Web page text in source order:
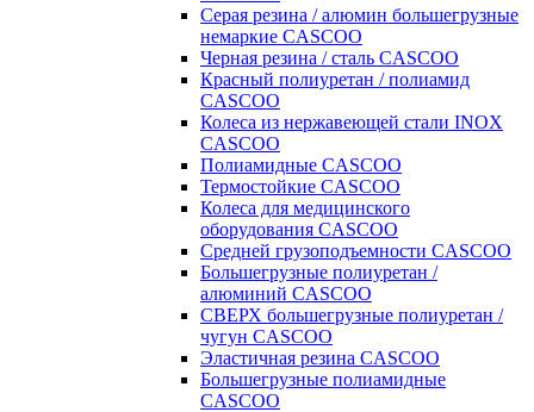
Серая резина / алюмин большегрузные
немаркие CASCOO
Черная резина / сталь CASCOO
Красный полиуретан / полиамид
CASCOO
Колеса из нержавеющей стали INOX
CASCOO
Полиамидные CASCOO
Термостойкие CASCOO
Колеса для медицинского
оборудования CASCOO
Средней грузоподъемности CASCOO
Большегрузные полиуретан /
алюминий CASCOO
СВЕРХ большегрузные полиуретан /
чугун CASCOO
Эластичная резина CASCOO
Большегрузные полиамидные
CASCOO